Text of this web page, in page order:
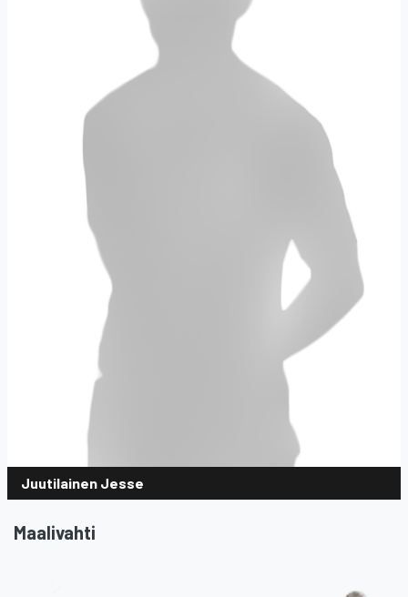
Juutilainen Jesse
Maalivahti